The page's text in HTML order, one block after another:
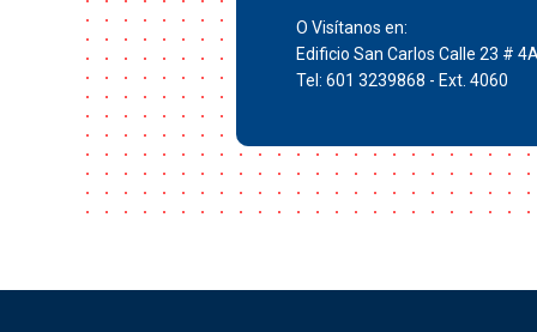
O Visítanos en:
Edificio San Carlos Calle 23 #
Tel: 601 3239868 - Ext. 4060